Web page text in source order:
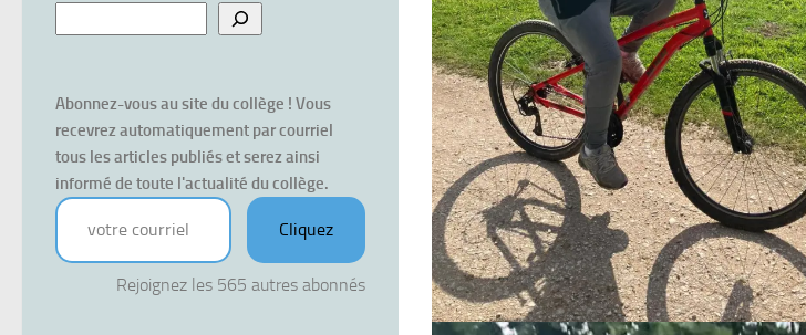
Abonnez-vous au site du collège ! Vous
recevrez automatiquement par courriel
tous les articles publiés et serez ainsi
informé de toute l'actualité du collège.
votre courriel
Cliquez
Rejoignez les 565 autres abonnés